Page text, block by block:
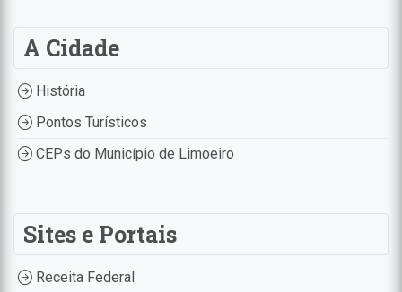
A Cidade
História
Pontos Turísticos
CEPs do Município de Limoeiro
Sites e Portais
Receita Federal